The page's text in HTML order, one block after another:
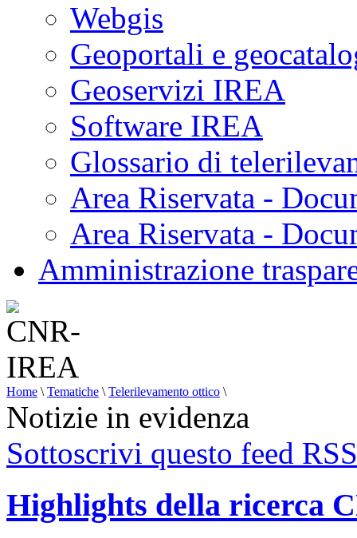
Webgis
Geoportali e
Geoservizi IREA
Software IREA
Glossario di
Area Riservata -
Area Riservata -
Amministrazione
Home \ Tematiche \ Telerilevamento ottico \
Notizie in evidenza
Sottoscrivi questo feed RSS
Highlights della ricerca